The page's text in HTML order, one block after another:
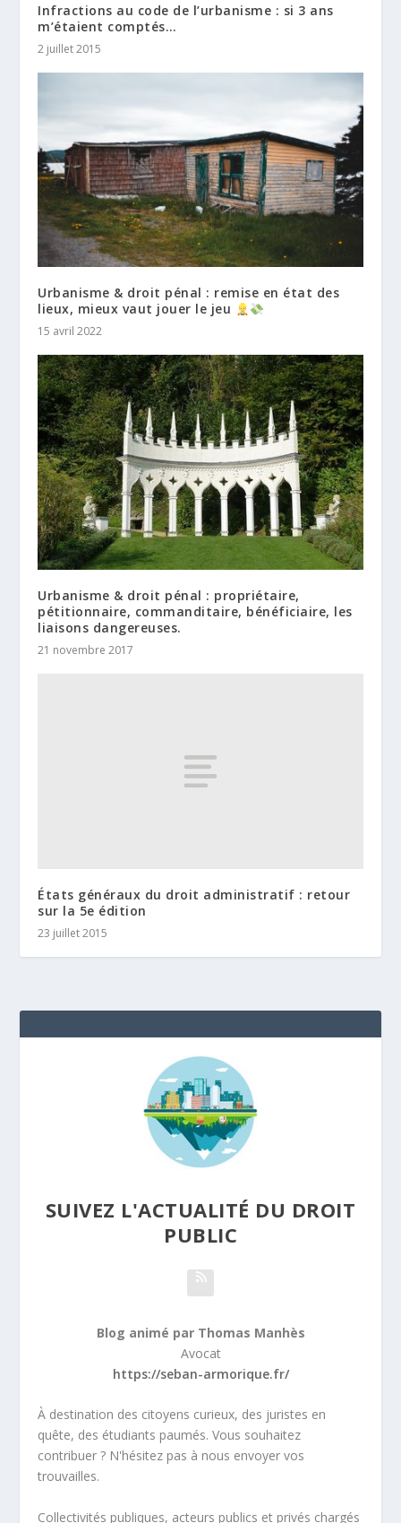
Infractions au code de l’urbanisme : si 3 ans
m’étaient comptés…
2 juillet 2015
Urbanisme & droit pénal : remise en état des
lieux, mieux vaut jouer le jeu
15 avril 2022
Urbanisme & droit pénal : propriétaire,
pétitionnaire, commanditaire, bénéficiaire, les
liaisons dangereuses.
21 novembre 2017
États généraux du droit administratif : retour
sur la 5e édition
23 juillet 2015
SUIVEZ L'ACTUALITÉ DU DROIT
PUBLIC
Blog animé par Thomas Manhès
Avocat
https://seban-armorique.fr/
À destination des citoyens curieux, des juristes en
quête, des étudiants paumés. Vous souhaitez
contribuer ? N'hésitez pas à nous envoyer vos
trouvailles.
Collectivités publiques, acteurs publics et privés chargés